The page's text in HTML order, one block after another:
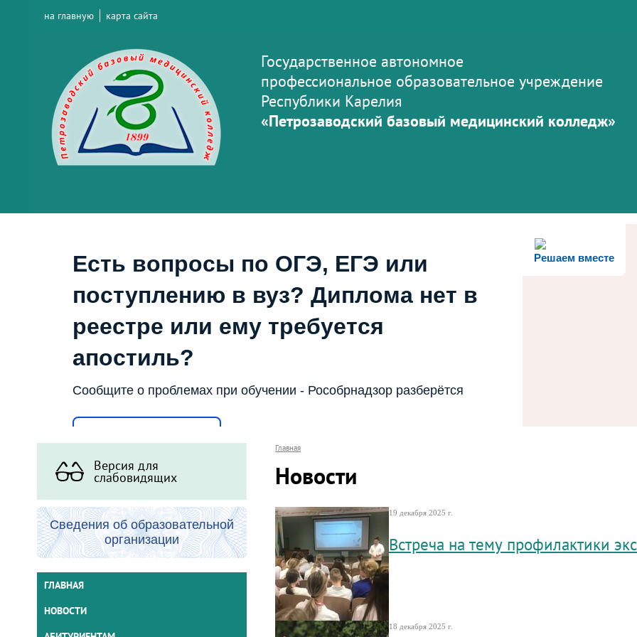
на главную карта сайта
Государственное автономное
профессиональное образовательное учреждение
Республики Карелия
«Петрозаводский базовый медицинский колледж»
Решаем вместе
Есть вопросы по ОГЭ, ЕГЭ или
поступлению в вуз? Диплома нет в
реестре или ему требуется
апостиль?
Сообщите о проблемах при обучении - Рособрнадзор разберётся
Версия для
слабовидящих
Сведения об образовательной
организации
ГЛАВНАЯ
НОВОСТИ
Главная
Новости
19 декабря 2025 г.
Встреча на тему профилактики
18 декабря 2025 г.